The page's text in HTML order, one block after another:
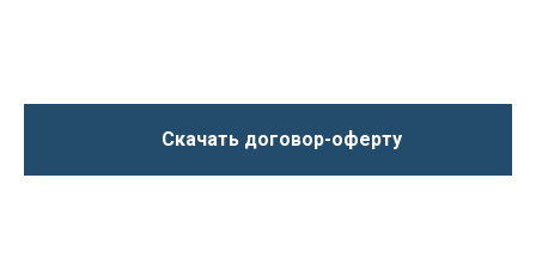
Скачать договор-оферту